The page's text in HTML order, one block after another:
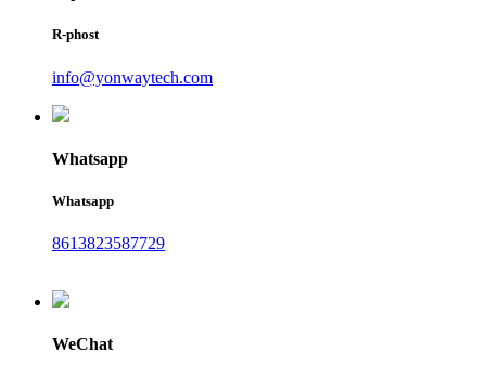
R-phost
info@yonwaytech.com
Whatsapp
Whatsapp
8613823587729
WeChat